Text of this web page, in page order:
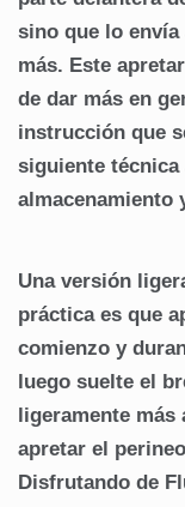
sino que lo
más. Este
de dar más en
instrucción que
siguiente técnica
almacenamiento
Una versión
práctica es que
comienzo y
luego suelte el
ligeramente más
apretar el
Disfrutando de